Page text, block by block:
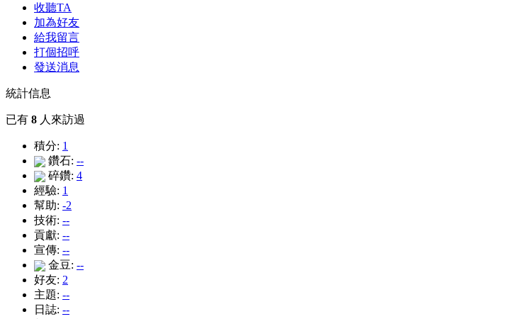
收聽TA
加為好友
給我留言
打個招呼
發送消息
統計信息
已有 8 人來訪過
積分: 1
鑽石: --
碎鑽: 4
經驗: 1
幫助: -2
技術: --
貢獻: --
宣傳: --
金豆: --
好友: 2
主題: --
日誌: --